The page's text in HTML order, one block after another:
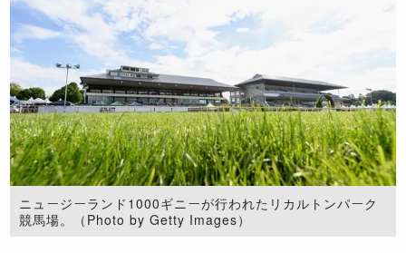
ニュージーランド1000ギニーが行われたリカルトンパーク
競馬場。（Photo by Getty Images）